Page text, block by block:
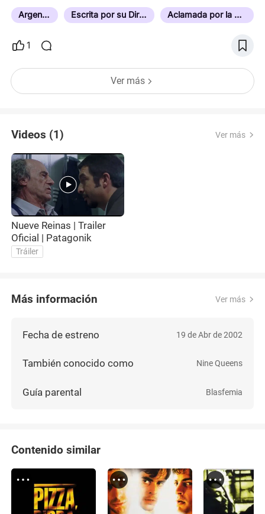
Argentina Escrita por su Director Aclamada por la Crítica
1
Ver más
Videos (1) Ver más
Nueve Reinas | Trailer
Oficial | Patagonik
Tráiler
Más información Ver más
Fecha de estreno 19 de Abr de 2002
También conocido como Nine Queens
Guía parental Blasfemia
Contenido similar